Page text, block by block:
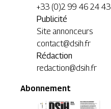
+33 (0)2 99 46 24 43
Publicité
Site annonceurs
contact@dsih.fr
Rédaction
redaction@dsih.fr
Abonnement